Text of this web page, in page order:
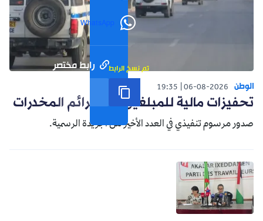
WhatsApp
رابط مختصر تم نسخ الرابط
الوطن 06-08-2026
19:35
تحفيزات مالية للمبلغين عن جرائم المخدرات
صدور مرسوم تنفيذي في العدد الأخير من الجريدة الرسمية.